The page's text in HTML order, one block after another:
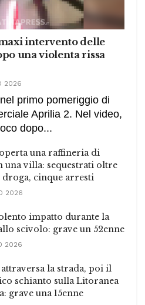
intervento delle
una violenta rissa
2026
primo pomeriggio di
Aprilia 2. Nel video,
dopo...
una raffineria di
una villa: sequestrati oltre
cinque arresti
2026
impatto durante la
scivolo: grave un 52enne
2026
la strada, poi il
schianto sulla Litoranea
grave una 15enne